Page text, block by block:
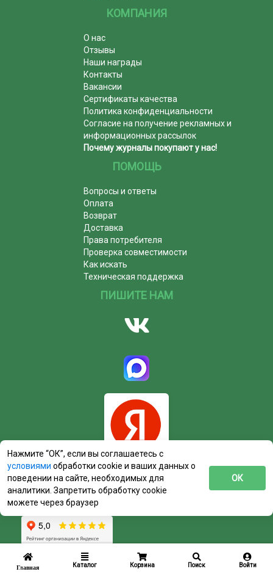
Главная Каталог Корзина Поиск Войти
КОМПАНИЯ
О нас
Отзывы
Наши награды
Контакты
Вакансии
Сертификаты качества
Политика конфиденциальности
Согласие на получение рекламных и
информационных рассылок
Почему журналы покупают у нас!
ПОМОЩЬ
Вопросы и ответы
Оплата
Возврат
Доставка
Права потребителя
Проверка совместимости
Как искать
Техническая поддержка
ПИШИТЕ НАМ
Нажмите “ОК”, если вы соглашаетесь с
условиями обработки cookie и ваших данных о
поведении на сайте, необходимых для
аналитики. Запретить обработку cookie
можете через браузер
ОК